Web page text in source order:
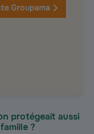
Groupama
protégeait aussi
?